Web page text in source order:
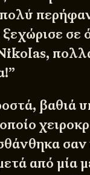
σε
βαθιά
από μία